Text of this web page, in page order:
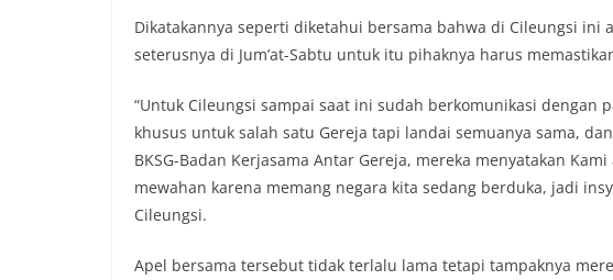
Dikatakannya seperti diketahui bersama bahwa di Cileungsi ini
seterusnya di Jum’at-Sabtu untuk itu pihaknya harus
“Untuk Cileungsi sampai saat ini sudah berkomunikasi dengan
khusus untuk salah satu Gereja tapi landai semuanya sama,
BKSG-Badan Kerjasama Antar Gereja, mereka menyatakan
mewahan karena memang negara kita sedang berduka, jadi
Cileungsi.
Apel bersama tersebut tidak terlalu lama tetapi tampaknya